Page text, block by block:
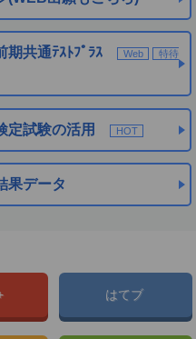
期共通ﾃｽﾄﾌﾟﾗｽ Web 特待
定試験の活用 HOT
果データ
はてブ